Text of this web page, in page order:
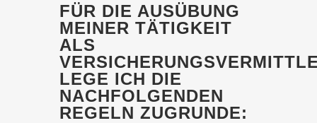
FÜR DIE AUSÜBUNG
MEINER TÄTIGKEIT
ALS
LEGE ICH DIE
NACHFOLGENDEN
REGELN ZUGRUNDE: